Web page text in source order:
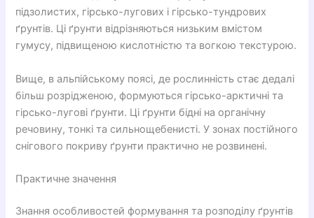
підзолистих, гірсько-лугових і гірсько-тундрових
ґрунтів. Ці ґрунти відрізняються низьким вмістом
гумусу, підвищеною кислотністю та вогкою текстурою.
Вище, в альпійському поясі, де рослинність стає дедалі
більш розрідженою, формуються гірсько-арктичні та
гірсько-лугові ґрунти. Ці ґрунти бідні на органічну
речовину, тонкі та сильнощебенисті. У зонах постійного
снігового покриву ґрунти практично не розвинені.
Практичне значення
Знання особливостей формування та розподілу ґрунтів